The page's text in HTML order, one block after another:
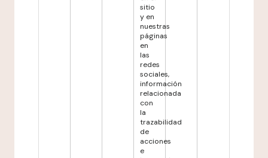
sitio
y en
nuestras
páginas
en
las
redes
sociales,
información
relacionada
con
la
trazabilidad
de
acciones
e